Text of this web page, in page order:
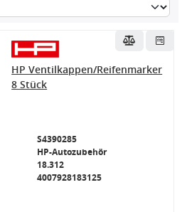
HP Ventilkappen/Reifenmarker
8 Stück
S4390285
HP-Autozubehör
18.312
4007928183125